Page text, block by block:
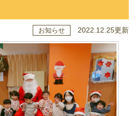
お知らせ 2022.12.25更新